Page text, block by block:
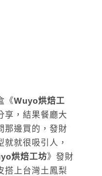
《Wuyo烘焙工
享，結果餐廳大
那邊買的，發財
就很吸引人，
烘焙工坊》發財
搭上台灣土鳳梨